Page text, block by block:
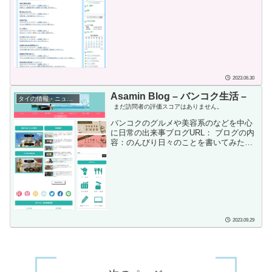
2023.06.30
Asamin Blog – バンコク生活 –
まだ訪問者の評価スコアはありません。
バンコクのグルメや美容系のなどを中心
に日常の出来事ブログURL： ブログの内
容：のんびり日々のことを書いてみた
コク情報ブログ村のランキングで一番と
は素晴らしいですね。
2023.09.29